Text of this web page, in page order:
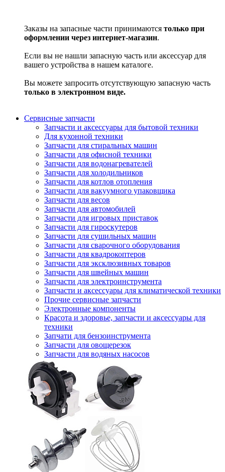
Заказы на запасные части принимаются только при
оформлении через интернет-магазин.
Если вы не нашли запасную часть или аксессуар для
вашего устройства в нашем каталоге.
Вы можете запросить отсутствующую запасную часть
только в электронном виде.
Сервисные запчасти
Запчасти и аксессуары для бытовой техники
Для кухонной техники
Запчасти для стиральных машин
Запчасти для офисной техники
Запчасти для водонагревателей
Запчасти для холодильников
Запчасти для котлов отопления
Запчасти для вакуумного упаковщика
Запчасти для весов
Запчасти для автомобилей
Запчасти для игровых приставок
Запчасти для гироскутеров
Запчасти для сушильных машин
Запчасти для сварочного оборудования
Запчасти для квадрокоптеров
Запчасти для эксклюзивных товаров
Запчасти для швейных машин
Запчасти для электроинструмента
Запчасти и аксессуары для климатической техники
Прочие сервисные запчасти
Электронные компоненты
Красота и здоровье, запчасти и аксессуары для
техники
Запчати для бензоинструмента
Запчасти для овощерезок
Запчасти для водяных насосов